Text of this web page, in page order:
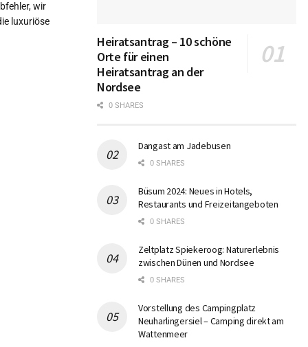
wir
luxuriöse
Heiratsantrag – 10 schöne
Orte für einen
Heiratsantrag an der
Nordsee
0 SHARES
Dangast am Jadebusen
0 SHARES
Büsum 2024: Neues in Hotels,
Restaurants und Freizeitangeboten
0 SHARES
Zeltplatz Spiekeroog: Naturerlebnis
zwischen Dünen und Nordsee
0 SHARES
Vorstellung des Campingplatz
Neuharlingersiel – Camping direkt am
Wattenmeer